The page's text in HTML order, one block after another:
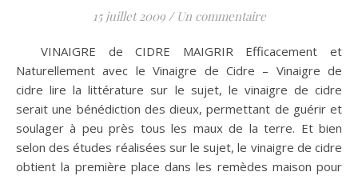
15 juillet 2009 / Un commentaire
VINAIGRE de CIDRE MAIGRIR Efficacement et
Naturellement avec le Vinaigre de Cidre – Vinaigre de
cidre lire la littérature sur le sujet, le vinaigre de cidre
serait une bénédiction des dieux, permettant de guérir et
soulager à peu près tous les maux de la terre. Et bien
selon des études réalisées sur le sujet, le vinaigre de cidre
obtient la première place dans les remèdes maison pour